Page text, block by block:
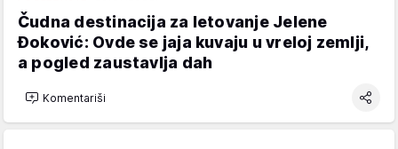
Čudna destinacija za letovanje Jelene
Đoković: Ovde se jaja kuvaju u vreloj zemlji,
a pogled zaustavlja dah
Komentariši